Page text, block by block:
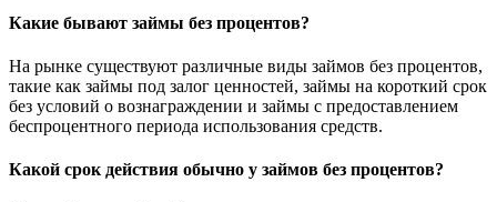
Какие бывают займы без процентов?
На рынке существуют различные виды займов без процентов,
такие как займы под залог ценностей, займы на короткий срок
без условий о вознаграждении и займы с предоставлением
беспроцентного периода использования средств.
Какой срок действия обычно у займов без процентов?